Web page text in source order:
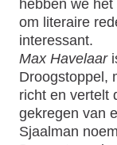
om literaire
interessant.
Max Havelaar
Droogstoppel,
richt en vertelt
gekregen van
Sjaalman